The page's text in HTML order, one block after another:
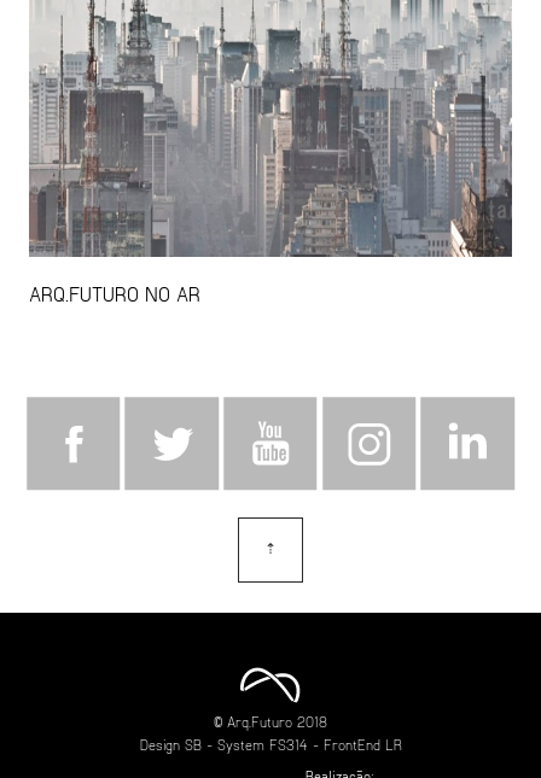
ARQ.FUTURO NO AR
⇡
© Arq.Futuro 2018
Design SB- System FS314 - FrontEnd LR